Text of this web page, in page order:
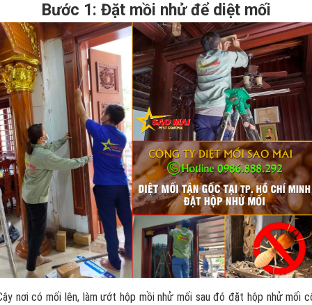
Bước 1: Đặt mồi nhử để diệt mối
nơi có mối lên, làm ướt hộp mồi nhử mối sau đó đặt hộp nhử mối